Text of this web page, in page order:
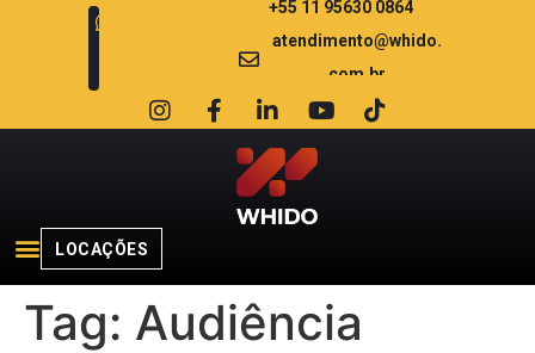
+55 11 95630 0864
atendimento@whido.
com.br
LOCAÇÕES
Tag: Audiência